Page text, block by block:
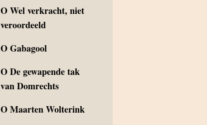
OWel verkracht, niet
veroordeeld
OGabagool
ODe gewapende tak
van Domrechts
OMaarten Wolterink